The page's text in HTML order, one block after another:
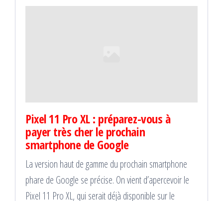
Pixel 11 Pro XL : préparez-vous à
payer très cher le prochain
smartphone de Google
La version haut de gamme du prochain smartphone
phare de Google se précise. On vient d’apercevoir le
Pixel 11 Pro XL, qui serait déjà disponible sur le